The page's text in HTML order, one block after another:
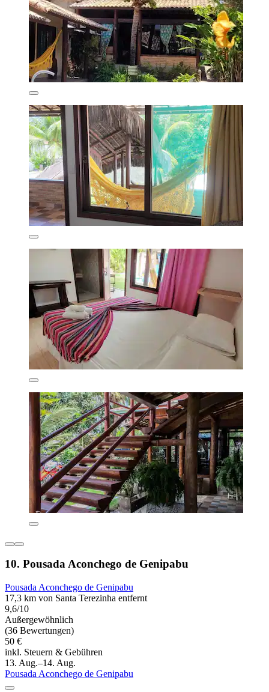
10. Pousada Aconchego de Genipabu
Pousada Aconchego de Genipabu
17,3 km von Santa Terezinha entfernt
9,6/10
Außergewöhnlich
(36 Bewertungen)
50 €
inkl. Steuern & Gebühren
13. Aug.–14. Aug.
Pousada Aconchego de Genipabu